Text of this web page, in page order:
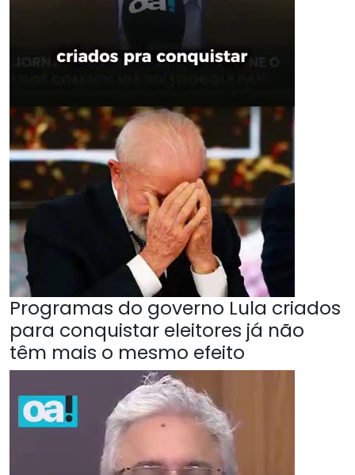
Programas do governo Lula criados
para conquistar eleitores já não
têm mais o mesmo efeito